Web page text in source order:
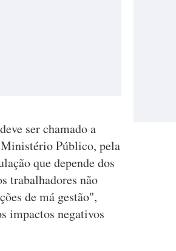
ser chamado a
Público, pela
que depende dos
trabalhadores não
de má gestão",
impactos negativos